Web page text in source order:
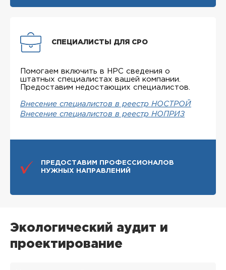
СПЕЦИАЛИСТЫ ДЛЯ СРО
Помогаем включить в НРС сведения о
штатных специалистах вашей компании.
Предоставим недостающих специалистов.
Внесение специалистов в реестр НОСТРОЙ
Внесение специалистов в реестр НОПРИЗ
ПРЕДОСТАВИМ ПРОФЕССИОНАЛОВ
НУЖНЫХ НАПРАВЛЕНИЙ
Экологический аудит и
проектирование